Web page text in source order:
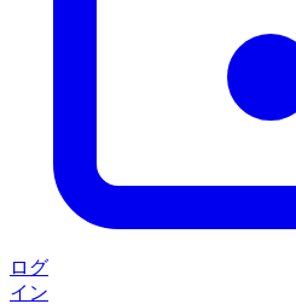
ログ
イン